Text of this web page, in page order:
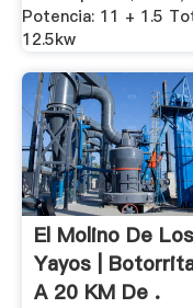
Potencia: 11 + 1.5
12.5kw
El Molino De Los
Yayos |
A 20 KM De .